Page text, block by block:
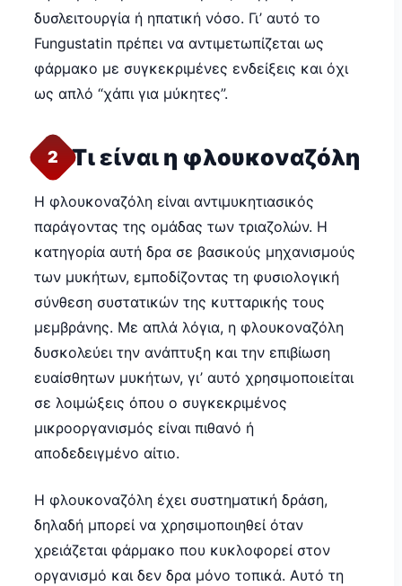
δυσλειτουργία ή ηπατική νόσο. Γι’ αυτό το
Fungustatin πρέπει να αντιμετωπίζεται ως
φάρμακο με συγκεκριμένες ενδείξεις και όχι
ως απλό “χάπι για μύκητες”.
2 Τι είναι η φλουκοναζόλη
Η φλουκοναζόλη είναι αντιμυκητιασικός
παράγοντας της ομάδας των τριαζολών. Η
κατηγορία αυτή δρα σε βασικούς μηχανισμούς
των μυκήτων, εμποδίζοντας τη φυσιολογική
σύνθεση συστατικών της κυτταρικής τους
μεμβράνης. Με απλά λόγια, η φλουκοναζόλη
δυσκολεύει την ανάπτυξη και την επιβίωση
ευαίσθητων μυκήτων, γι’ αυτό χρησιμοποιείται
σε λοιμώξεις όπου ο συγκεκριμένος
μικροοργανισμός είναι πιθανό ή
αποδεδειγμένο αίτιο.
Η φλουκοναζόλη έχει συστηματική δράση,
δηλαδή μπορεί να χρησιμοποιηθεί όταν
χρειάζεται φάρμακο που κυκλοφορεί στον
οργανισμό και δεν δρα μόνο τοπικά. Αυτό τη